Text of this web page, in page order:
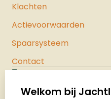
Klachten
Actievoorwaarden
Spaarsysteem
Contact
Palenrij 1
Welkom bij